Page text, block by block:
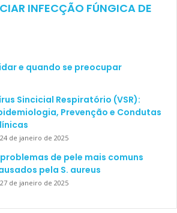
INFECÇÃO FÚNGICA DE
e quando se preocupar
Sincicial Respiratório (VSR):
Prevenção e Condutas
24 de janeiro de 2025
de pele mais comuns
pela S. aureus
27 de janeiro de 2025